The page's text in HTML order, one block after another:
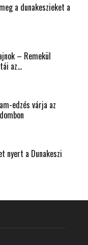
a dunakeszieket a
– Remekül
az...
edzés várja az
nyert a Dunakeszi